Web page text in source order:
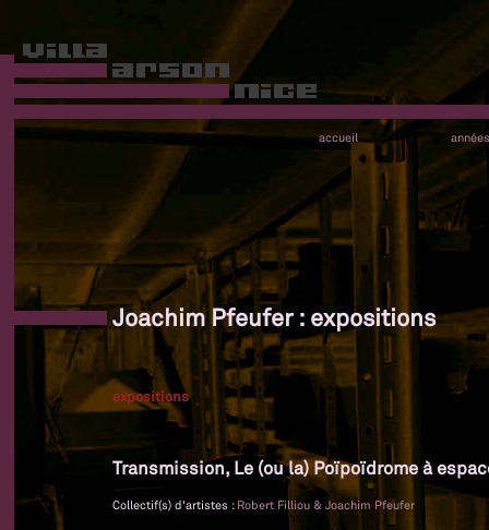
accueil années
Joachim Pfeufer : expositions
expositions
Transmission, Le (ou la) Poïpoïdrome à
Collectif(s) d'artistes : Robert Filliou & Joachim Pfeufer